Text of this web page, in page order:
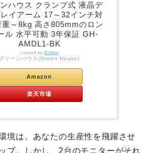
ハウス クランプ式 液晶デ
イアーム 17～32インチ対
重～8kg 高さ805mmのロン
ル 水平可動 3年保証 GH-
AMDL1-BK
created by Rinker
グリーンハウス(Green House)
Amazon
楽天市場
境は、あなたの生産性を飛躍させ
プ。しかし、2台のモニターがそれ